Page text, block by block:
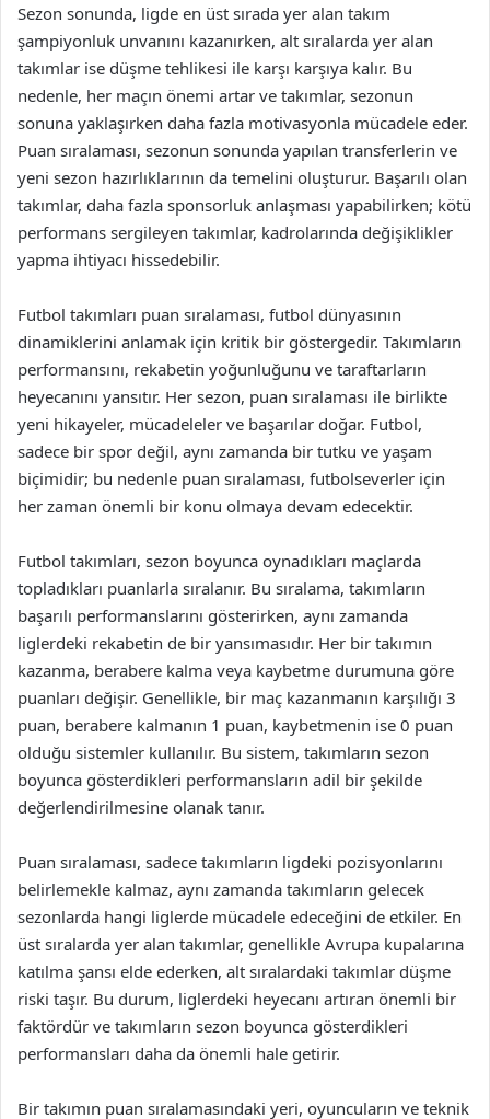
Sezon sonunda, ligde en üst sırada yer alan takım
şampiyonluk unvanını kazanırken, alt sıralarda yer alan
takımlar ise düşme tehlikesi ile karşı karşıya kalır. Bu
nedenle, her maçın önemi artar ve takımlar, sezonun
sonuna yaklaşırken daha fazla motivasyonla mücadele eder.
Puan sıralaması, sezonun sonunda yapılan transferlerin ve
yeni sezon hazırlıklarının da temelini oluşturur. Başarılı olan
takımlar, daha fazla sponsorluk anlaşması yapabilirken; kötü
performans sergileyen takımlar, kadrolarında değişiklikler
yapma ihtiyacı hissedebilir.
Futbol takımları puan sıralaması, futbol dünyasının
dinamiklerini anlamak için kritik bir göstergedir. Takımların
performansını, rekabetin yoğunluğunu ve taraftarların
heyecanını yansıtır. Her sezon, puan sıralaması ile birlikte
yeni hikayeler, mücadeleler ve başarılar doğar. Futbol,
sadece bir spor değil, aynı zamanda bir tutku ve yaşam
biçimidir; bu nedenle puan sıralaması, futbolseverler için
her zaman önemli bir konu olmaya devam edecektir.
Futbol takımları, sezon boyunca oynadıkları maçlarda
topladıkları puanlarla sıralanır. Bu sıralama, takımların
başarılı performanslarını gösterirken, aynı zamanda
liglerdeki rekabetin de bir yansımasıdır. Her bir takımın
kazanma, berabere kalma veya kaybetme durumuna göre
puanları değişir. Genellikle, bir maç kazanmanın karşılığı 3
puan, berabere kalmanın 1 puan, kaybetmenin ise 0 puan
olduğu sistemler kullanılır. Bu sistem, takımların sezon
boyunca gösterdikleri performansların adil bir şekilde
değerlendirilmesine olanak tanır.
Puan sıralaması, sadece takımların ligdeki pozisyonlarını
belirlemekle kalmaz, aynı zamanda takımların gelecek
sezonlarda hangi liglerde mücadele edeceğini de etkiler. En
üst sıralarda yer alan takımlar, genellikle Avrupa kupalarına
katılma şansı elde ederken, alt sıralardaki takımlar düşme
riski taşır. Bu durum, liglerdeki heyecanı artıran önemli bir
faktördür ve takımların sezon boyunca gösterdikleri
performansları daha da önemli hale getirir.
Bir takımın puan sıralamasındaki yeri, oyuncuların ve teknik